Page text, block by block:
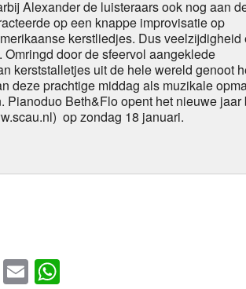
Alexander de luisteraars ook nog aan
op een knappe improvisatie op
kerstliedjes. Dus veelzijdigheid
door de sfeervol aangeklede
kerststalletjes uit de hele wereld genoot
deze prachtige middag als muzikale
Pianoduo Beth&Flo opent het nieuwe jaar
op zondag 18 januari.
Pinterest
Email